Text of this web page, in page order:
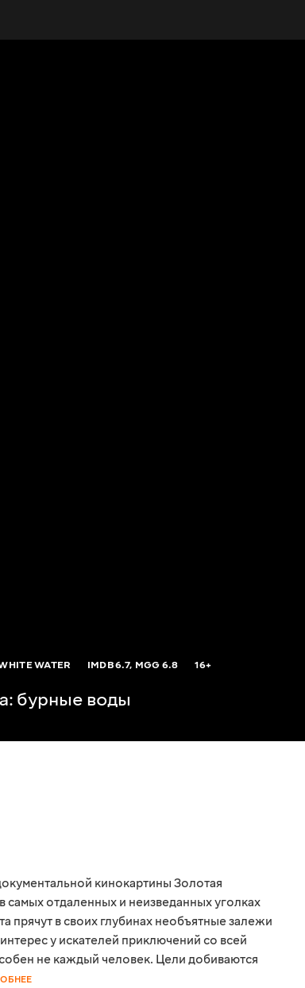
WATER IMDB6.7, MGG6.8 16+
бурные воды
кинокартины Золотая
отдаленных и неизведанных уголках
в своих глубинах необъятные залежи
у искателей приключений со всей
не каждый человек. Цели добиваются